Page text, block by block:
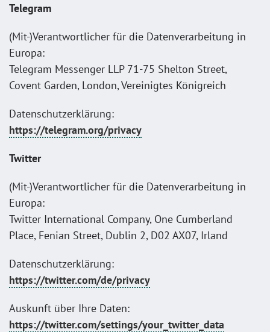
Telegram
(Mit-)Verantwortlicher für die Datenverarbeitung in
Europa:
Telegram Messenger LLP 71-75 Shelton Street,
Covent Garden, London, Vereinigtes Königreich
Datenschutzerklärung:
https://telegram.org/privacy
Twitter
(Mit-)Verantwortlicher für die Datenverarbeitung in
Europa:
Twitter International Company, One Cumberland
Place, Fenian Street, Dublin 2, D02 AX07, Irland
Datenschutzerklärung:
https://twitter.com/de/privacy
Auskunft über Ihre Daten:
https://twitter.com/settings/your_twitter_data